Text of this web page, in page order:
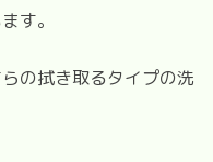
す。
の拭き取るタイプの洗